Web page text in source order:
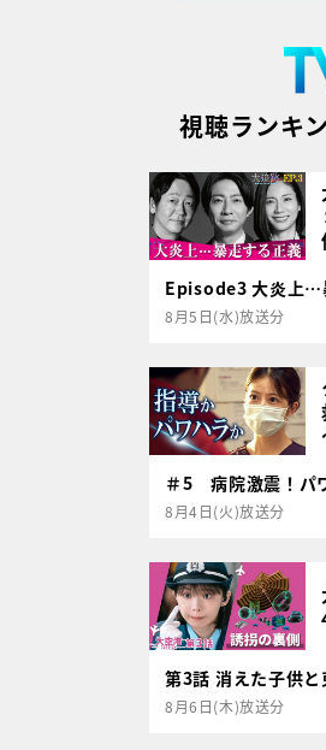
視聴ランキ
Episode3 大炎上…
8月5日(水)放送分
＃5 病院激震！パ
8月4日(火)放送分
第3話 消えた子供と
8月6日(木)放送分